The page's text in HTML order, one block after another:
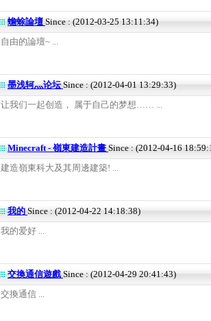
蟾蜍論壇 Since : (2012-03-25 13:11:34)
自由的論壇~ ...
墨浅轲灬论坛Since : (2012-04-01 13:29:33)
让我们一起创造， 属于自己的梦想…… ...
Minecraft - 嶺東建造計畫 Since : (2012-04-16
建造嶺東科大及其周邊建築! ...
我的 Since : (2012-04-22 14:18:38)
我的爱好 ...
交換通信遊戲Since : (2012-04-29 20:41:43)
交換通信 ...